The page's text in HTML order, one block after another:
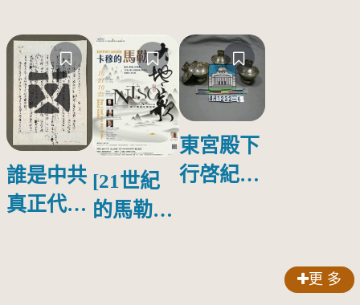
誰是中共
真正代言
[21世紀
的馬勒、
東宮殿下
行啓紀念
更 多